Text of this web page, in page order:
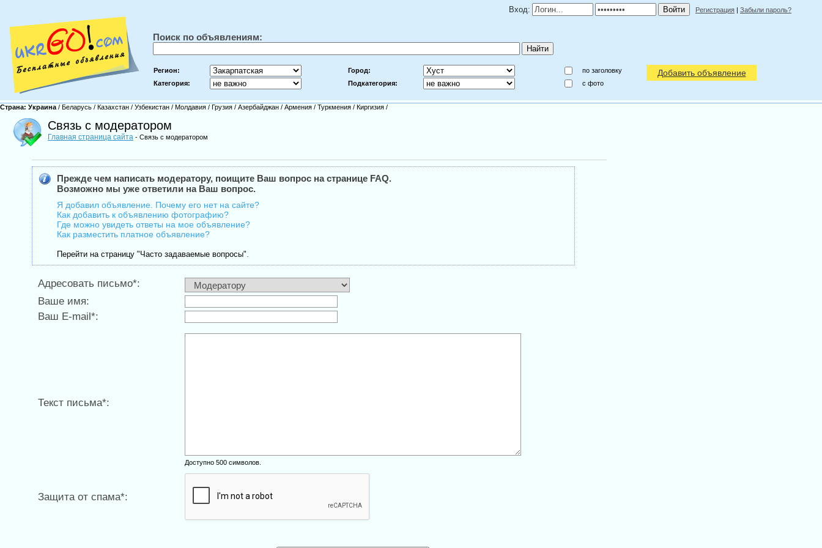
Вход: Регистрация | Забыли пароль?
Поиск по объявлениям:
Регион: Город:
по заголовку
Категория:
Подкатегория: c фото
Добавить объявление
Страна: Украина / Беларусь / Казахстан / Узбекистан / Молдавия / Грузия / Азербайджан / Армения / Туркмения / Киргизия /
Связь с модератором
Главная страница сайта - Связь с модератором
Прежде чем написать модератору, поищите Ваш вопрос на странице FAQ.
Возможно мы уже ответили на Ваш вопрос.
Я добавил объявление. Почему его нет на сайте?
Как добавить к объявлению фотографию?
Где можно увидеть ответы на мое объявление?
Как разместить платное объявление?
Перейти на страницу "Часто задаваемые вопросы"
Адресовать письмо*:
Ваше имя:
Ваш E-mail*:
Текст письма*:
Доступно 500 символов.
Защита от спама*: